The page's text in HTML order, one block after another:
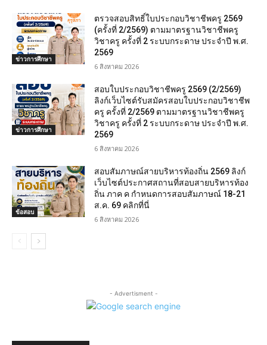
ข่าวการศึกษา
ตรวจสอบสิทธิ์ใบประกอบวิชาชีพครู 2569
(ครั้งที่ 2/2569) ตามมาตรฐานวิชาชีพครู
วิชาครู ครั้งที่ 2 ระบบกระดาษ ประจำปี พ.ศ.
2569
6 สิงหาคม 2026
ข่าวการศึกษา
สอบใบประกอบวิชาชีพครู 2569 (2/2569)
ลิงก์เว็บไซต์รับสมัครสอบใบประกอบวิชาชีพ
ครู ครั้งที่ 2/2569 ตามมาตรฐานวิชาชีพครู
วิชาครู ครั้งที่ 2 ระบบกระดาษ ประจำปี พ.ศ.
2569
6 สิงหาคม 2026
ข้อสอบ
สอบสัมภาษณ์สายบริหารท้องถิ่น 2569 ลิงก์
เว็บไซต์ประกาศสถานที่สอบสายบริหารท้อง
ถิ่น ภาค ค กำหนดการสอบสัมภาษณ์ 18-21
ส.ค. 69 คลิกที่นี่
6 สิงหาคม 2026
- Advertisment -